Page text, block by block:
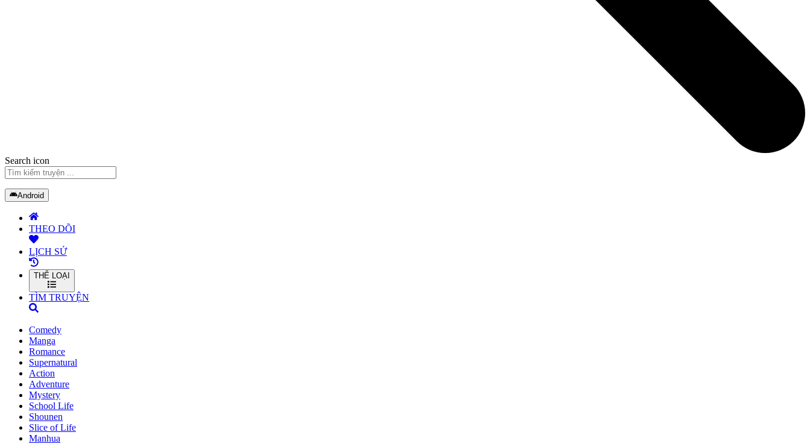
Search icon
Android
THEO DÕI
LỊCH SỬ
THỂ LOẠI
TÌM TRUYỆN
Comedy
Manga
Romance
Supernatural
Action
Adventure
Mystery
School Life
Shounen
Slice of Life
Manhua